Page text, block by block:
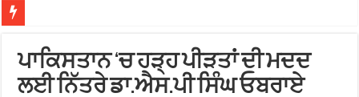
ਪਾਕਿਸਤਾਨ ‘ਚ ਹੜ੍ਹ ਪੀੜਤਾਂ ਦੀ ਮਦਦ
ਲਈ ਨਿੱਤਰੇ ਡਾ.ਐਸ.ਪੀ ਸਿੰਘ ਓਬਰਾਏ